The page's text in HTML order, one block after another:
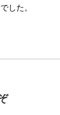
した。